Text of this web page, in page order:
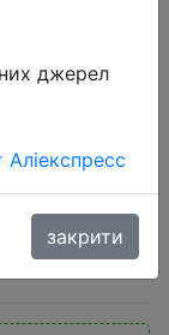
джерел
Аліекспресс
закрити